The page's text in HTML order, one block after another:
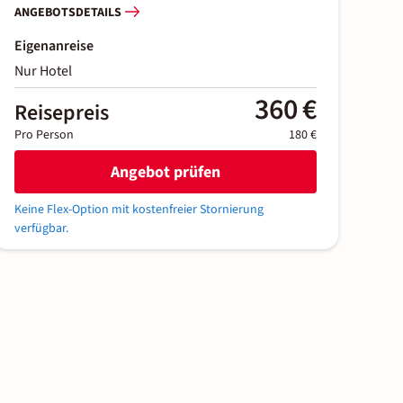
ANGEBOTSDETAILS
Eigenanreise
Nur Hotel
Reisepreis 360 €
Pro Person 180 €
Angebot prüfen
Keine Flex-Option mit kostenfreier Stornierung
verfügbar.